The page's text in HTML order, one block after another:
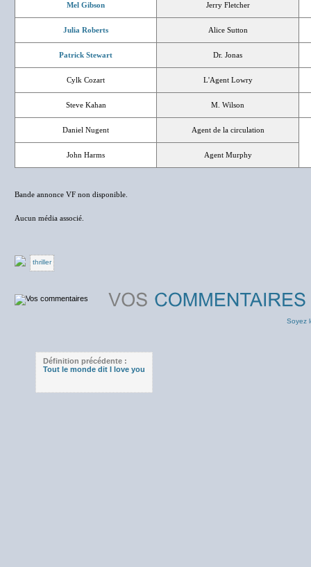
Mel Gibson Jerry Fletcher
Julia Roberts Alice Sutton
Patrick Stewart Dr. Jonas
Cylk Cozart L'Agent Lowry
Steve Kahan M. Wilson
Daniel Nugent Agent de la circulation
John Harms Agent Murphy
Bande annonce VF non disponible.
Aucun média associé.
thriller
Soyez
Définition précédente :
Tout le monde dit I love you